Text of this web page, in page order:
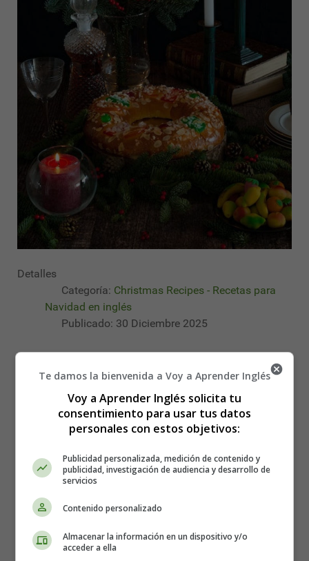
Detalles
Categoría: Christmas Recipes - Recetas para
Navidad en inglés
Publicado: 30 Diciembre 2025
Christmas
recetas de cocina
recetas en ingles
christmas recipes
Leer más: Homemade Roscón de Reyes recipe step by
Recipe for homemade marzipan 🤤
🎄
Te damos la bienvenida a Voy a Aprender Inglés
Voy a Aprender Inglés solicita tu
consentimiento para usar tus datos
personales con estos objetivos:
Publicidad personalizada, medición de contenido y
publicidad, investigación de audiencia y desarrollo de
servicios
Contenido personalizado
Almacenar la información en un dispositivo y/o
acceder a ella